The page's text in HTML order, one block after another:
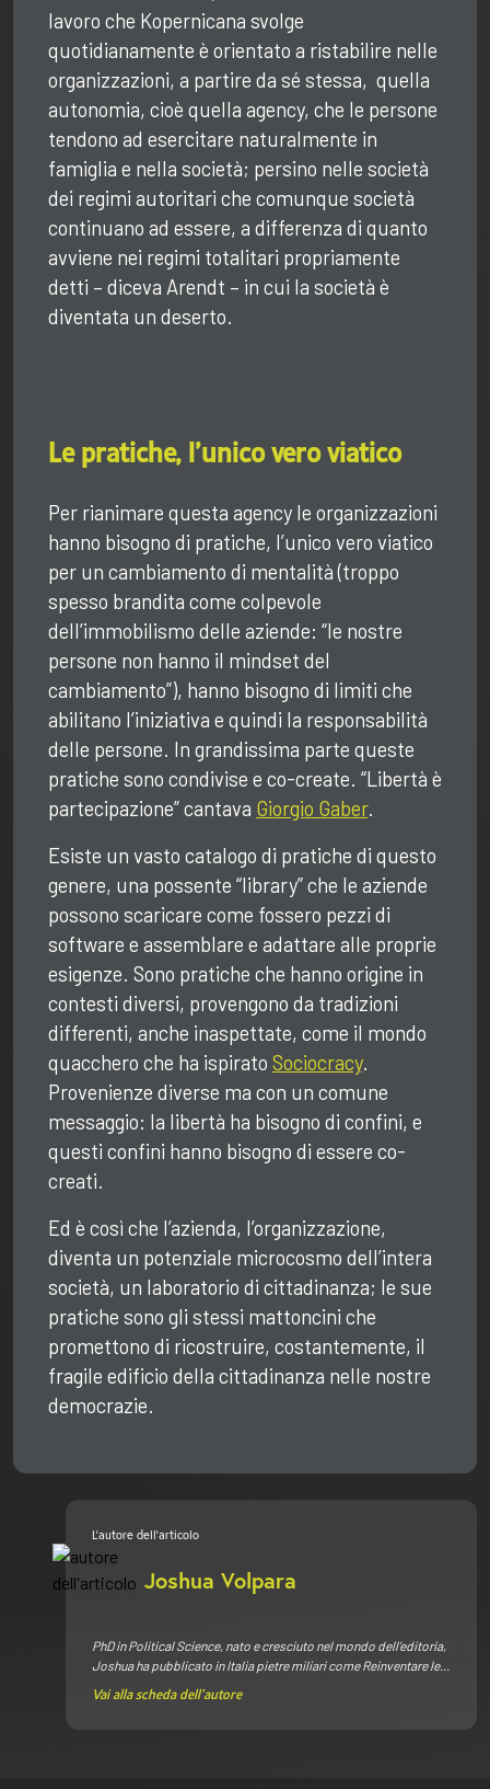
lavoro che Kopernicana svolge
quotidianamente è orientato a ristabilire nelle
organizzazioni, a partire da sé stessa, quella
autonomia, cioè quella agency, che le persone
tendono ad esercitare naturalmente in
famiglia e nella società; persino nelle società
dei regimi autoritari che comunque società
continuano ad essere, a differenza di quanto
avviene nei regimi totalitari propriamente
detti – diceva Arendt – in cui la società è
diventata un deserto.
Le pratiche, l’unico vero viatico
Per rianimare questa agency le organizzazioni
hanno bisogno di pratiche, l’unico vero viatico
per un cambiamento di mentalità (troppo
spesso brandita come colpevole
dell’immobilismo delle aziende: “le nostre
persone non hanno il mindset del
cambiamento”), hanno bisogno di limiti che
abilitano l’iniziativa e quindi la responsabilità
delle persone. In grandissima parte queste
pratiche sono condivise e co-create. “Libertà è
partecipazione” cantava Giorgio Gaber.
Esiste un vasto catalogo di pratiche di questo
genere, una possente “library” che le aziende
possono scaricare come fossero pezzi di
software e assemblare e adattare alle proprie
esigenze. Sono pratiche che hanno origine in
contesti diversi, provengono da tradizioni
differenti, anche inaspettate, come il mondo
quacchero che ha ispirato Sociocracy.
Provenienze diverse ma con un comune
messaggio: la libertà ha bisogno di confini, e
questi confini hanno bisogno di essere co-
creati.
Ed è così che l’azienda, l’organizzazione,
diventa un potenziale microcosmo dell’intera
società, un laboratorio di cittadinanza; le sue
pratiche sono gli stessi mattoncini che
promettono di ricostruire, costantemente, il
fragile edificio della cittadinanza nelle nostre
democrazie.
L’autore dell’articolo
Joshua Volpara
PhD in Political Science, nato e cresciuto nel mondo dell’editoria,
Joshua ha pubblicato in Italia pietre miliari comeReinventare le...
Vai alla scheda dell’autore